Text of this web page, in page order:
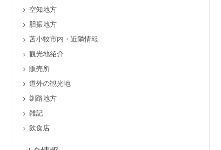
空知地方
胆振地方
苫小牧市内・近隣情報
観光地紹介
販売所
道外の観光地
釧路地方
雑記
飲食店